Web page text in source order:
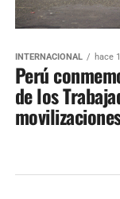
INTERNACIONAL hace
Perú
de los